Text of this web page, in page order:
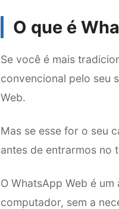
O que é
Se você é mais
convencional pelo seu
Web.
Mas se esse for o seu
antes de entrarmos no
O WhatsApp Web é
computador, sem a